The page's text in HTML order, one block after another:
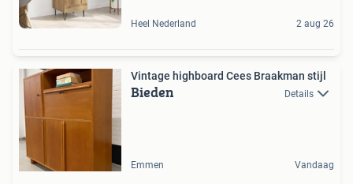
Heel Nederland 2 aug 26
Vintage highboard Cees Braakman stijl
Bieden Details
Emmen Vandaag